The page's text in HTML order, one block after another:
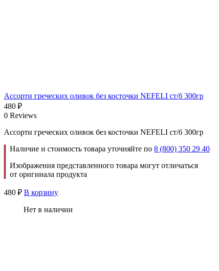
Ассорти греческих оливок без косточки NEFELI ст/б 300гр
480 ₽
0 Reviews
Ассорти греческих оливок без косточки NEFELI ст/б 300гр
Наличие и стоимость товара уточняйте по 8 (800) 350 29 40
Изображения представленного товара могут отличаться
от оригинала продукта
480 ₽ В корзину
Нет в наличии